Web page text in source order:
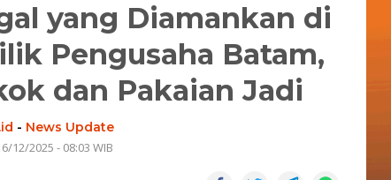
yang Diamankan di
Pengusaha Batam,
dan Pakaian Jadi
- News Update
12/2025 - 08:03 WIB